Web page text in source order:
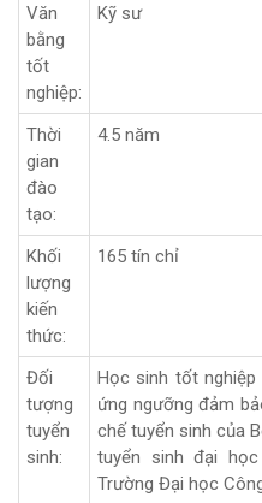
Văn
bằng
tốt
nghiệp:
Kỹ sư
Thời
gian
đào
tạo:
4.5 năm
Khối
lượng
kiến
thức:
165 tín chỉ
Đối
tượng
tuyển
sinh:
Học sinh tốt
ứng ngưỡng đảm
chế tuyển sinh của
tuyển sinh đại
Trường Đại học